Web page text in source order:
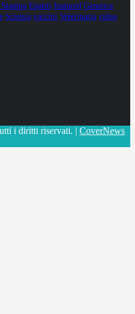
Epatiti featured Genetica
Scienza vaccini Veterinaria video
i diritti riservati. | CoverNews